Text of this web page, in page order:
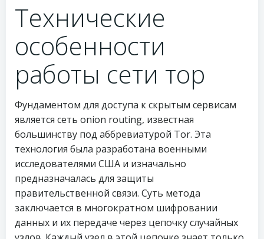
Технические
особенности
работы сети тор
Фундаментом для доступа к скрытым сервисам
является сеть onion routing, известная
большинству под аббревиатурой Tor. Эта
технология была разработана военными
исследователями США и изначально
предназначалась для защиты
правительственной связи. Суть метода
заключается в многократном шифровании
данных и их передаче через цепочку случайных